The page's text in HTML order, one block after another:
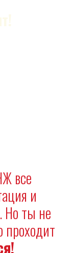
все
и
Но ты не
проходит